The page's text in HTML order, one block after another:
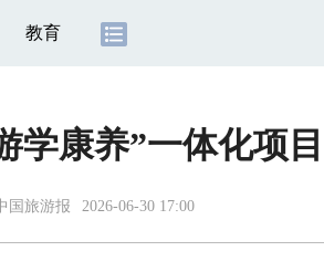
教育
学康养”一体化项目
国旅游报 2026-06-30 17:00